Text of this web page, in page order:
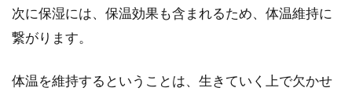
なぜ汗がアンモニア臭い？臭いが落
体臭が気になると言う方は、特に男性の中には
次に保湿には、保温効果も含まれるため、体温維持に
繋がります。
体温を維持するということは、生きていく上で欠かせ